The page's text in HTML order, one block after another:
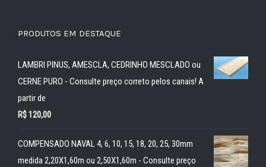
PRODUTOS EM DESTAQUE
LAMBRI PINUS, AMESCLA, CEDRINHO MESCLADO ou
CERNE PURO - Consulte preço correto pelos canais! A
partir de
R$120,00
COMPENSADO NAVAL 4, 6, 10, 15, 18, 20, 25, 30mm
medida 2,20X1,60m ou 2,50X1,60m - Consulte preço